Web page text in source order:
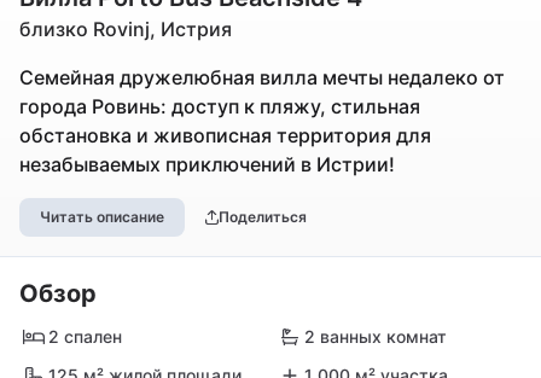
близко Rovinj, Истрия
Семейная дружелюбная вилла мечты недалеко от
города Ровинь: доступ к пляжу, стильная
обстановка и живописная территория для
незабываемых приключений в Истрии!
Читать описание Поделиться
Обзор
2 спален
2 ванных комнат